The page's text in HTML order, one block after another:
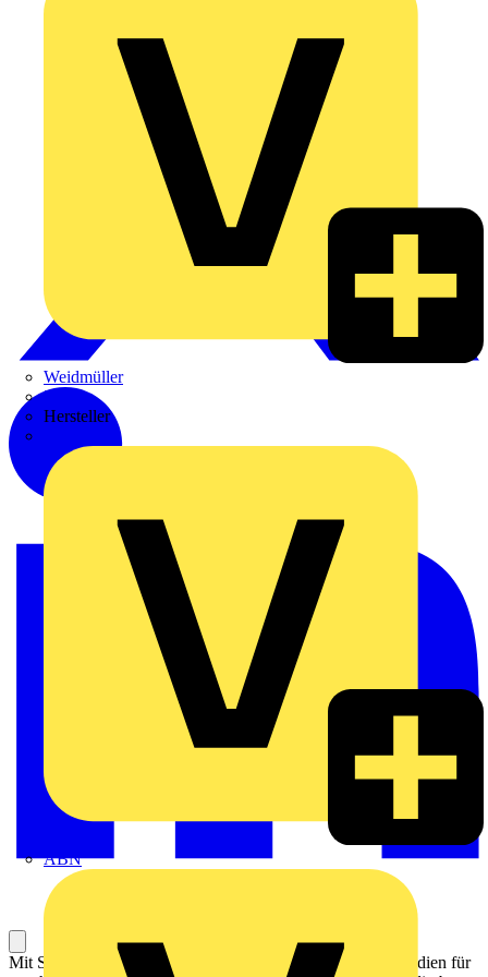
Weidmüller
Zaptec
Hersteller
ABN
Mit Sichtfenster und Beschriftungsträger. Mit kleinen Eckradien für